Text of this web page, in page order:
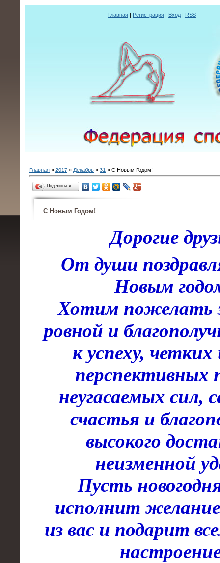
Главная | Регистрация | Вход | RSS
Главная » 2017 » Декабрь » 31 » С Новым Годом!
Поделиться…
С Новым Годом!
Дорогие
От души
Новым
Хотим пожелать
ровной и
к успеху, четких
перспективных
неугасаемых сил,
счастья и
высокого
неизменной
Пусть
исполнит
из вас и подарит